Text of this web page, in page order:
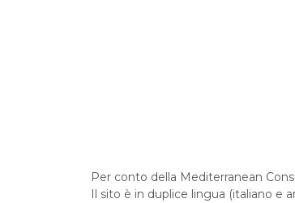
Per conto della Mediterranean
Il sito è in duplice lingua (italiano e